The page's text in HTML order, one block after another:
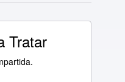
Tratar